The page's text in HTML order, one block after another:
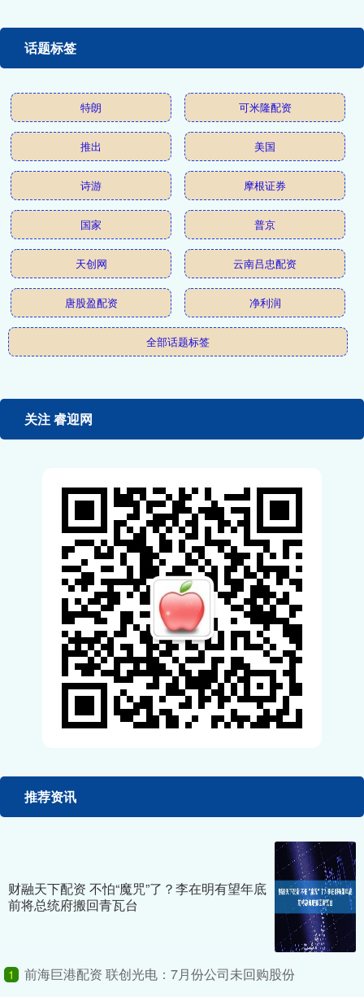
话题标签
特朗 可米隆配资
推出 美国
诗游 摩根证券
国家 普京
天创网 云南吕忠配资
唐股盈配资 净利润
全部话题标签
关注 睿迎网
推荐资讯
财融天下配资 不怕“魔咒”了？李在明有望年底
前将总统府搬回青瓦台
1 前海巨港配资 联创光电：7月份公司未回购股份